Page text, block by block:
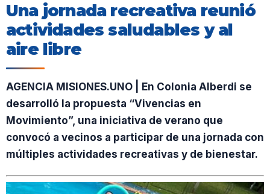
Una jornada recreativa reunió
actividades saludables y al
aire libre
AGENCIA MISIONES.UNO | En Colonia Alberdi se
desarrolló la propuesta “Vivencias en
Movimiento”, una iniciativa de verano que
convocó a vecinos a participar de una jornada con
múltiples actividades recreativas y de bienestar.